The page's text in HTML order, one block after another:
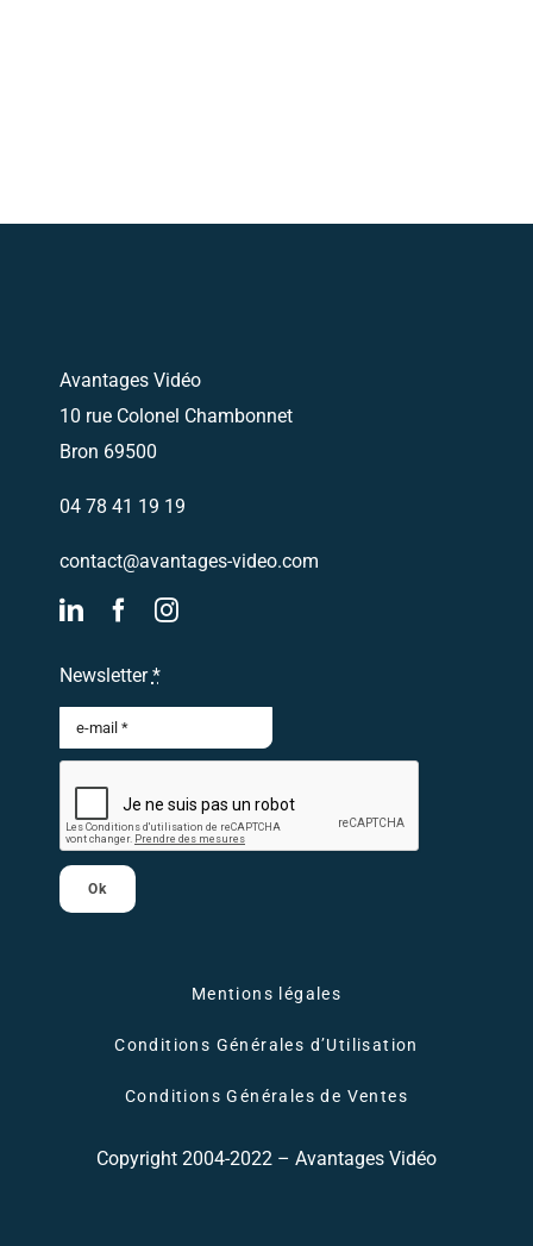
Avantages Vidéo
10 rue Colonel Chambonnet
Bron 69500
04 78 41 19 19
contact@avantages-video.com
Newsletter*
Ok
Mentions légales
Conditions Générales d’Utilisation
Conditions Générales de Ventes
Copyright 2004-2022 – Avantages Vidéo